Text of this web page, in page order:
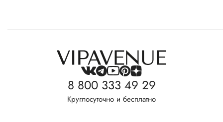
8 800 333 49 29
Круглосуточно и бесплатно